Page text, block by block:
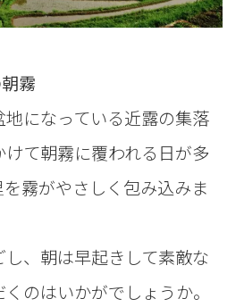
霧
になっている近露の集落
て朝霧に覆われる日が多
霧がやさしく包み込みま
、朝は早起きして素敵な
のはいかがでしょうか。